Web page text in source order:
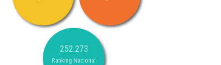
252.273
Ranking Nacional